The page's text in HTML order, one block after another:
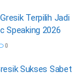
Terpilih Jadi
Speaking 2026
0
Sukses Sabet